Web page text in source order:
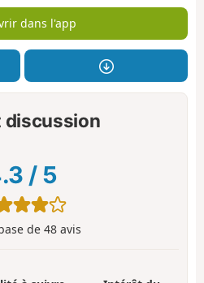
dans l'app
discussion
/ 5
de 48 avis